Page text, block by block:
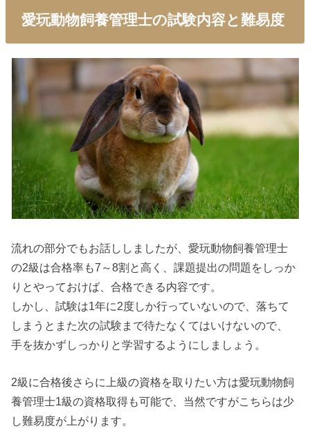
愛玩動物飼養管理士の試験内容と難易度
流れの部分でもお話ししましたが、愛玩動物飼養管理士
の2級は合格率も7～8割と高く、課題提出の問題をしっか
りとやっておけば、合格できる内容です。
しかし、試験は1年に2度しか行っていないので、落ちて
しまうとまた次の試験まで待たなくてはいけないので、
手を抜かずしっかりと学習するようにしましょう。
2級に合格後さらに上級の資格を取りたい方は愛玩動物飼
養管理士1級の資格取得も可能で、当然ですがこちらは少
し難易度が上がります。